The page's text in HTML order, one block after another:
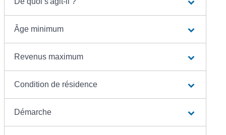
Âge minimum
Revenus maximum
Condition de résidence
Démarche